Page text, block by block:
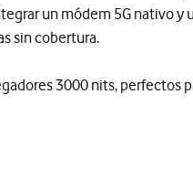
un módem 5G nativo y
sin cobertura.
3000 nits, perfectos